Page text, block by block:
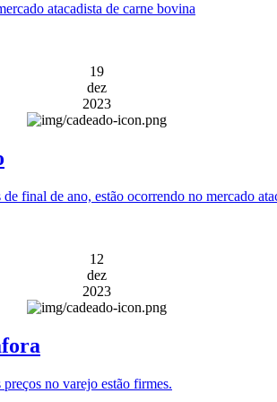
atacadista de carne bovina
19
dez
2023
final de ano, estão ocorrendo no mercado
12
dez
2023
no varejo estão firmes.